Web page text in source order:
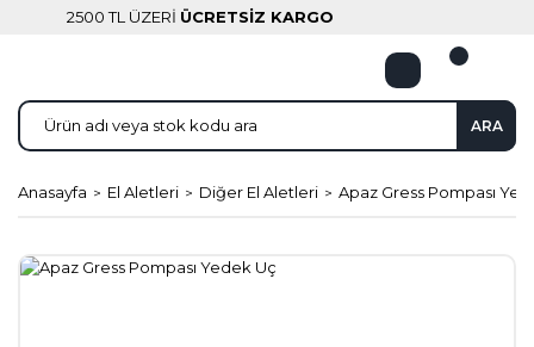
2500 TL ÜZERİ ÜCRETSİZ KARGO
ARA
Anasayfa El Aletleri Diğer El Aletleri Apaz Gress Pompası